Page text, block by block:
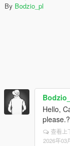
By Bodzio_pl
Hello,
please.?
查看上
2026年03